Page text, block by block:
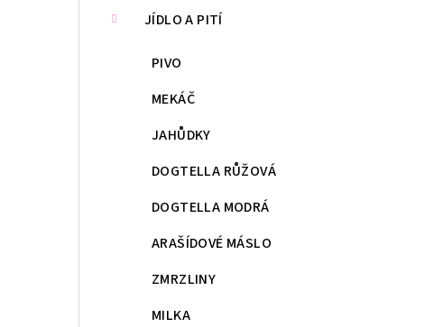
JÍDLO A PITÍ
PIVO
MEKÁČ
JAHŮDKY
DOGTELLA RŮŽOVÁ
DOGTELLA MODRÁ
ARAŠÍDOVÉ MÁSLO
ZMRZLINY
MILKA